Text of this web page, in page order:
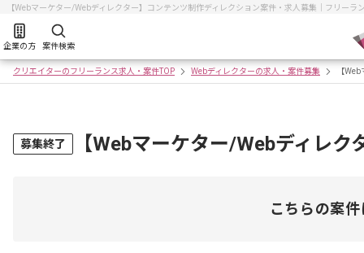
【Webマーケター/Webディレクター】コンテンツ制作ディレクション案件・求人募集｜フリー
企業の方 案件検索
クリエイターのフリーランス求人・案件TOP Webディレクターの求人・案件募集 【
募集終了 【Webマーケター/Webディレ
こちらの案